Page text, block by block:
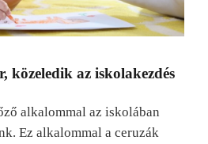
közeledik az iskolakezdés
alkalommal az iskolában
Ez alkalommal a ceruzák